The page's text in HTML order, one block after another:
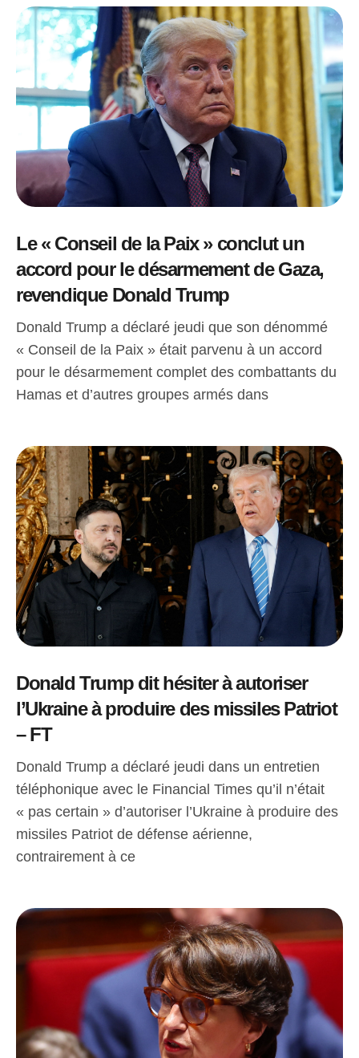
Le « Conseil de la Paix » conclut un
accord pour le désarmement de Gaza,
revendique Donald Trump
Donald Trump a déclaré jeudi que son dénommé
« Conseil de la Paix » était parvenu à un accord
pour le désarmement complet des combattants du
Hamas et d’autres groupes armés dans
Donald Trump dit hésiter à autoriser
l’Ukraine à produire des missiles Patriot
– FT
Donald Trump a déclaré jeudi dans un entretien
téléphonique avec le Financial Times qu’il n’était
« pas certain » d’autoriser l’Ukraine à produire des
missiles Patriot de défense aérienne,
contrairement à ce